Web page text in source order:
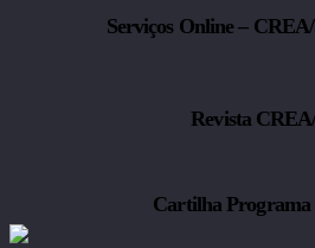
Serviços Online –
Revista
Cartilha